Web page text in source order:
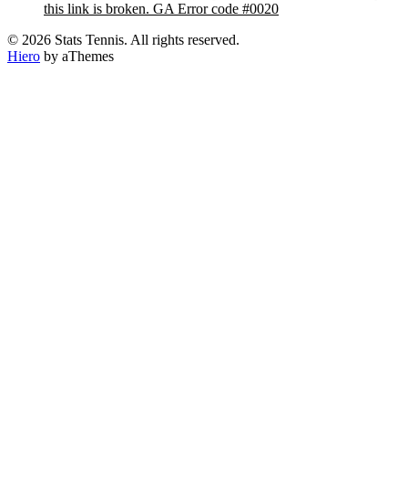
this link is broken. GA Error code #0020
© 2026 Stats Tennis. All rights reserved.
Hiero by aThemes